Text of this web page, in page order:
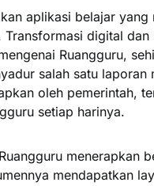
aplikasi belajar
digital
Ruangguru,
salah satu
oleh pemerintah,
setiap harinya.
menerapkan
mendapatkan